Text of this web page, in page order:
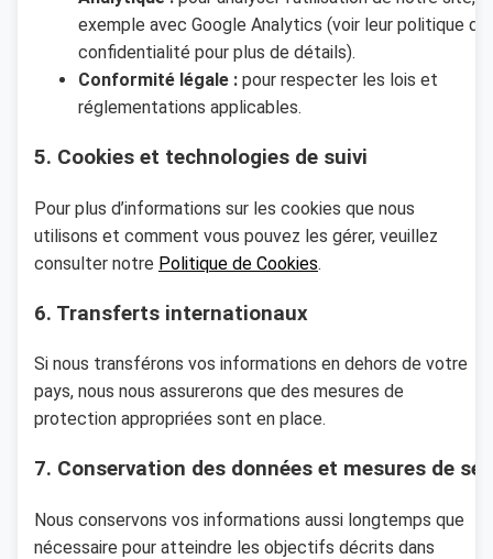
exemple avec Google Analytics (voir leur politique de
confidentialité pour plus de détails).
Conformité légale : pour respecter les lois et
réglementations applicables.
5. Cookies et technologies de suivi
Pour plus d’informations sur les cookies que nous
utilisons et comment vous pouvez les gérer, veuillez
consulter notre Politique de Cookies.
6. Transferts internationaux
Si nous transférons vos informations en dehors de votre
pays, nous nous assurerons que des mesures de
protection appropriées sont en place.
7. Conservation des données et mesures de
Nous conservons vos informations aussi longtemps que
nécessaire pour atteindre les objectifs décrits dans